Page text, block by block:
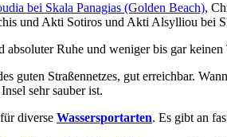
bei Skala Panagias (Golden Beach),
und Akti Sotiros und Akti Alsylliou bei
absoluter Ruhe und weniger bis gar
guten Straßennetzes, gut erreichbar.
sehr sauber ist.
diverse Wassersportarten. Es gibt an